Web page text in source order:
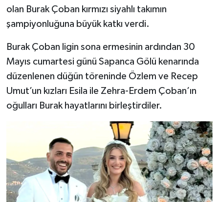
olan Burak Çoban kırmızı siyahlı takımın
şampiyonluğuna büyük katkı verdi.
Burak Çoban ligin sona ermesinin ardından 30
Mayıs cumartesi günü Sapanca Gölü kenarında
düzenlenen düğün töreninde Özlem ve Recep
Umut’un kızları Esila ile Zehra-Erdem Çoban’ın
oğulları Burak hayatlarını birleştirdiler.